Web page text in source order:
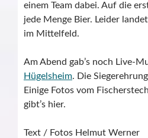
einem Team dabei. Auf die
jede Menge Bier. Leider
im Mittelfeld.
Am Abend gab’s noch Live-
Hügelsheim. Die
Einige Fotos vom
gibt’s hier.
Text / Fotos Helmut Werner